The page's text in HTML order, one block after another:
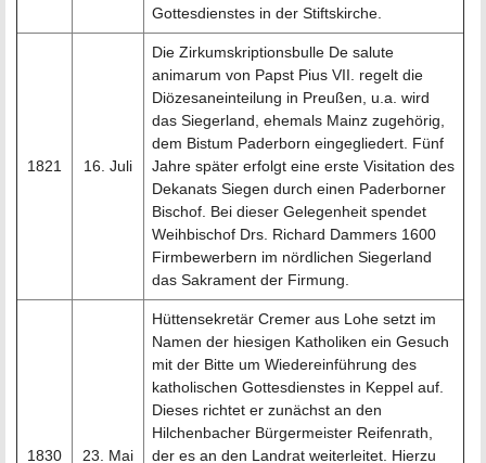
Gottesdienstes in der Stiftskirche.
1821 16. Juli
Die Zirkumskriptionsbulle De salute
animarum von Papst Pius VII. regelt die
Diözesaneinteilung in Preußen, u.a. wird
das Siegerland, ehemals Mainz zugehörig,
dem Bistum Paderborn eingegliedert. Fünf
Jahre später erfolgt eine erste Visitation des
Dekanats Siegen durch einen Paderborner
Bischof. Bei dieser Gelegenheit spendet
Weihbischof Drs. Richard Dammers 1600
Firmbewerbern im nördlichen Siegerland
das Sakrament der Firmung.
1830 23. Mai
Hüttensekretär Cremer aus Lohe setzt im
Namen der hiesigen Katholiken ein Gesuch
mit der Bitte um Wiedereinführung des
katholischen Gottesdienstes in Keppel auf.
Dieses richtet er zunächst an den
Hilchenbacher Bürgermeister Reifenrath,
der es an den Landrat weiterleitet. Hierzu